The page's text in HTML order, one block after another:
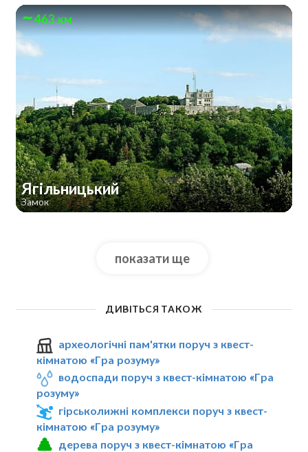
463 км
Ягільницький
Замок
показати ще
ДИВІТЬСЯ ТАКОЖ
археологічні пам'ятки поруч з квест-
кімнатою «Гра розуму»
водоспади поруч з квест-кімнатою «Гра
розуму»
гірськолижні комплекси поруч з квест-
кімнатою «Гра розуму»
дерева поруч з квест-кімнатою «Гра